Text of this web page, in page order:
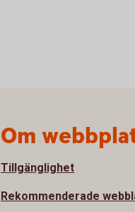
Om
Tillgänglighet
Rekommenderade